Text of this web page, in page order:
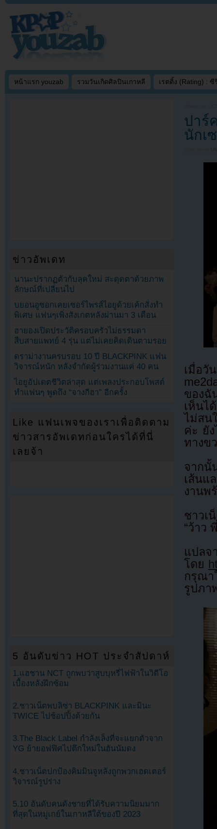
หน้าแรก youzab รวมวันเกิดศิลปินเกาหลี เรตติ้ง (Rating) : ซี
ปาร์
นักเ
เมื่อวั
ของฉั
เห็นไ
ไม่สน
ค่ะ ยั
ทางข
จากนั้
เส้นแ
งานพ
ชาวเ
“ว้าว
แป
โดย
กรุณา
รูปภา
ข่าวอัพเดท
นานะปรากฏตัวกับลุคใหม่ สะดุดตาด้วยภาพ
ลักษณ์ที่เปลี่ยนไป
บยอนอูซอกเคยเซอร์ไพรส์ไอยูด้วยเค้กสั่งทำ
พิเศษ แฟนๆเพิ่งสังเกตหลังผ่านมา 3 เดือน
ฮายองเปิดประวัติครอบครัวไม่ธรรมดา
สืบสายแพทย์ 4 รุ่น แต่ไม่เคยคิดเดินตามรอย
ดราม่างานครบรอบ 10 ปี BLACKPINK แฟน
วิจารณ์หนัก หลังจำกัดผู้ร่วมงานแค่ 40 คน
ไอยูอัปเดตชีวิตล่าสุด แต่เพลงประกอบโพสต์
ทำแฟนๆ พูดถึง “จางกีฮา” อีกครั้ง
Like แฟนเพจของเราเพื่อติดตาม
ข่าวสารอัพเดทก่อนใครได้ที่นี่
เลยจ้า
5 อันดับข่าว HOT ประจำสัปดาห์
1.แฮชาน NCT ถูกพบว่าสูบบุหรี่ไฟฟ้าในวิดีโอ
เบื้องหลังฝึกซ้อม
2.ชาวเน็ตพบลิซ่า BLACKPINK และมินะ
TWICE ไปช้อปปิ้งด้วยกัน
3.The Black Label กำลังเล็งที่จะแยกตัวจาก
YG ย้ายอฟฟิศไปตึกใหม่ในฮันนัมดง
4.ชาวเน็ตปกป้องคิมมินจูหลังถูกพวกเฮดเตอร์
วิจารณ์รูปร่าง
5.10 อันดับคนดังชายที่ได้รับความนิยมมาก
ที่สุดในหมู่เกย์ในเกาหลีใต้ของปี 2023